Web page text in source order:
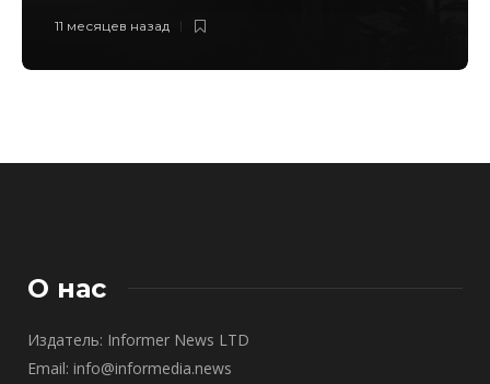
11 месяцев назад
О нас
Издатель: Informer News LTD
Email: info@informedia.news